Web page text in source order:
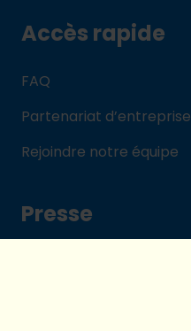
Accès rapide
FAQ
Partenariat d’entreprise
Rejoindre notre équipe
Presse